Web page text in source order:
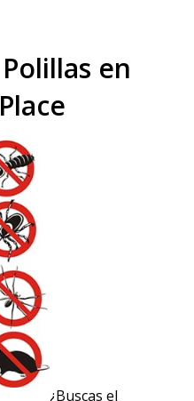
en
¿Buscas el